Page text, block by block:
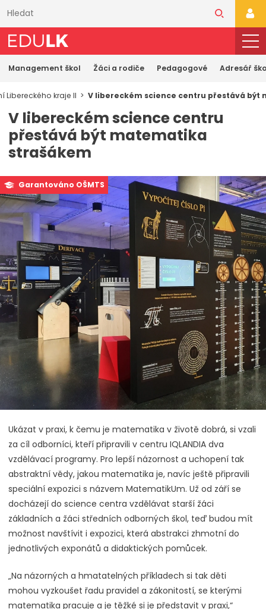
obsahu
Management škol Žáci a rodiče Pedagogové Adresář
kraje II V libereckém science centru přestává
V libereckém science centru
přestává být matematika
strašákem
Garantováno OŠMTS
Ukázat v praxi, k čemu je matematika v životě dobrá, si vzali
za cíl odborníci, kteří připravili v centru IQLANDIA dva
vzdělávací programy. Pro lepší názornost a uchopení tak
abstraktní vědy, jakou matematika je, navíc ještě připravili
speciální expozici s názvem MatematikUm. Už od září se
docházejí do science centra vzdělávat starší žáci
základních a žáci středních odborných škol, teď budou mít
možnost navštívit i expozici, která abstrakci zhmotní do
jednotlivých exponátů a didaktických pomůcek.
„Na názorných a hmatatelných příkladech si tak děti
mohou vyzkoušet řadu pravidel a zákonitostí, se kterými
matematika pracuje a je těžké si je představit v praxi,“